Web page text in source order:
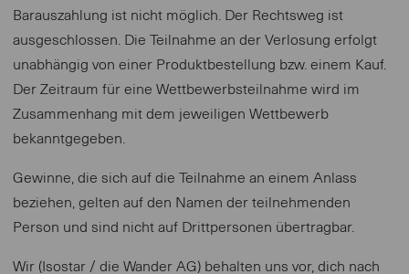
Barauszahlung ist nicht möglich. Der Rechtsweg ist
ausgeschlossen. Die Teilnahme an der Verlosung erfolgt
unabhängig von einer Produktbestellung bzw. einem Kauf.
Der Zeitraum für eine Wettbewerbsteilnahme wird im
Zusammenhang mit dem jeweiligen Wettbewerb
bekanntgegeben.
Gewinne, die sich auf die Teilnahme an einem Anlass
beziehen, gelten auf den Namen der teilnehmenden
Person und sind nicht auf Drittpersonen übertragbar.
Wir (Isostar / die Wander AG) behalten uns vor, dich nach